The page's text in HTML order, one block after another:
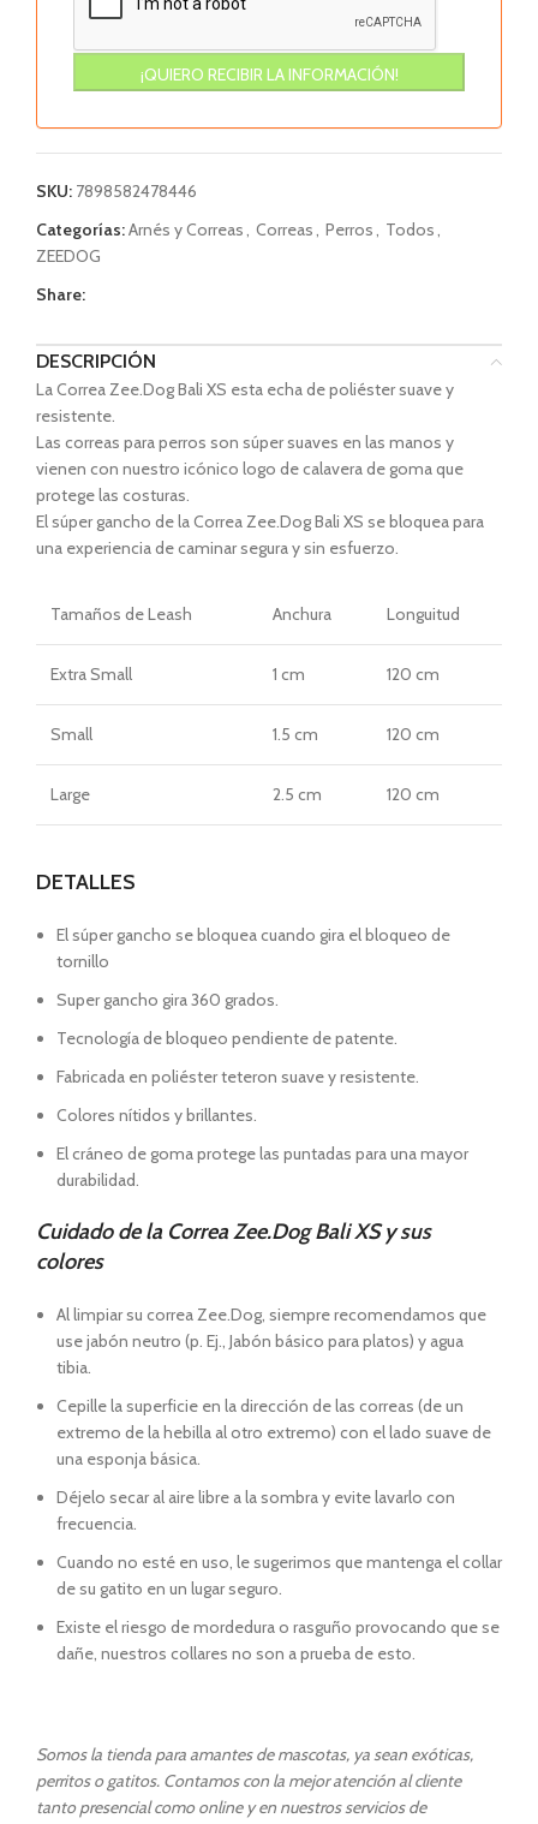
SKU: 7898582478446
Categorías:Arnés y Correas, Correas, Perros, Todos,
ZEEDOG
Share:
DESCRIPCIÓN
La Correa Zee.Dog Bali XS esta echa de poliéster suave y
resistente.
Las correas para perros son súper suaves en las manos y
vienen con nuestro icónico logo de calavera de goma que
protege las costuras.
El súper gancho de la Correa Zee.Dog Bali XS se bloquea para
una experiencia de caminar segura y sin esfuerzo.
Tamaños de Leash Anchura Longuitud
Extra Small 1 cm 120 cm
Small 1.5 cm 120 cm
Large 2.5 cm 120 cm
DETALLES
El súper gancho se bloquea cuando gira el bloqueo de
tornillo
Super gancho gira 360 grados.
Tecnología de bloqueo pendiente de patente.
Fabricada en poliéster teteron suave y resistente.
Colores nítidos y brillantes.
El cráneo de goma protege las puntadas para una mayor
durabilidad.
Cuidado de la Correa Zee.Dog Bali XS y sus
colores
Al limpiar su correa Zee.Dog, siempre recomendamos que
use jabón neutro (p. Ej., Jabón básico para platos) y agua
tibia.
Cepille la superficie en la dirección de las correas (de un
extremo de la hebilla al otro extremo) con el lado suave de
una esponja básica.
Déjelo secar al aire libre a la sombra y evite lavarlo con
frecuencia.
Cuando no esté en uso, le sugerimos que mantenga el collar
de su gatito en un lugar seguro.
Existe el riesgo de mordedura o rasguño provocando que se
dañe, nuestros collares no son a prueba de esto.
Somos la tienda para amantes de mascotas, ya sean exóticas,
perritos o gatitos. Contamos con la mejor atención al cliente
tanto presencial como online y en nuestros servicios de